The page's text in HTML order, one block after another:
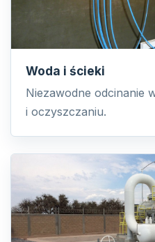
Woda i ścieki
Niezawodne odcinanie
i oczyszczaniu.